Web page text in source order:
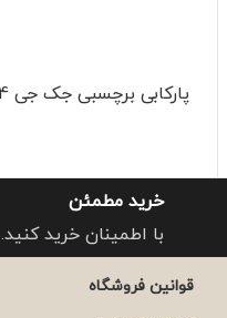
پارکابی برچسبی جک جی 4
خرید مطمئن
با اطمینان خرید کنید.
قوانین فروشگاه